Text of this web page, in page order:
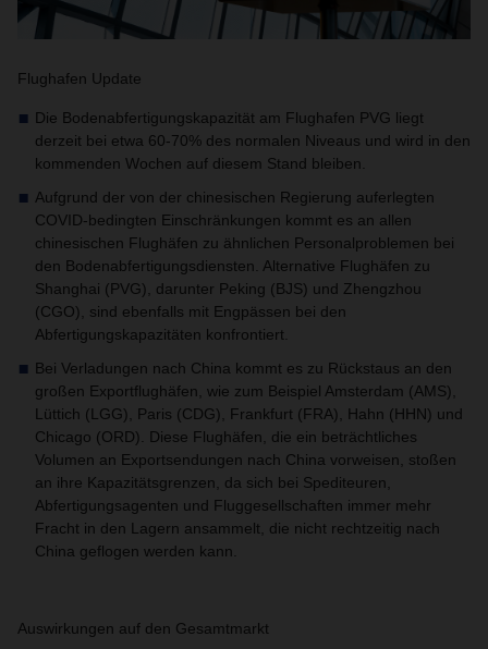
Flughafen Update
Die Bodenabfertigungskapazität am Flughafen PVG liegt
derzeit bei etwa 60-70% des normalen Niveaus und wird in den
kommenden Wochen auf diesem Stand bleiben.
Aufgrund der von der chinesischen Regierung auferlegten
COVID-bedingten Einschränkungen kommt es an allen
chinesischen Flughäfen zu ähnlichen Personalproblemen bei
den Bodenabfertigungsdiensten. Alternative Flughäfen zu
Shanghai (PVG), darunter Peking (BJS) und Zhengzhou
(CGO), sind ebenfalls mit Engpässen bei den
Abfertigungskapazitäten konfrontiert.
Bei Verladungen nach China kommt es zu Rückstaus an den
großen Exportflughäfen, wie zum Beispiel Amsterdam (AMS),
Lüttich (LGG), Paris (CDG), Frankfurt (FRA), Hahn (HHN) und
Chicago (ORD). Diese Flughäfen, die ein beträchtliches
Volumen an Exportsendungen nach China vorweisen, stoßen
an ihre Kapazitätsgrenzen, da sich bei Spediteuren,
Abfertigungsagenten und Fluggesellschaften immer mehr
Fracht in den Lagern ansammelt, die nicht rechtzeitig nach
China geflogen werden kann.
Auswirkungen auf den Gesamtmarkt